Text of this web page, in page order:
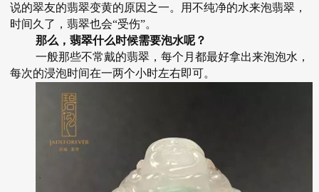
说的翠友的翡翠变黄的原因之一。用不纯净的水来泡翡翠，
时间久了，翡翠也会“受伤”。
那么，翡翠什么时候需要泡水呢？
一般那些不常戴的翡翠，每个月都最好拿出来泡泡水，
每次的浸泡时间在一两个小时左右即可。